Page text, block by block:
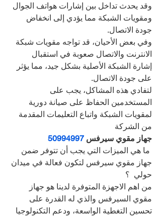
وقد يحدث تداخل بين إشارات هواتف الجوال
ومقويات الشبكة مما يؤدي إلى انخفاض
جودة الاتصال.
وفي بعض الأحيان، قد تواجه مقويات شبكة
الانترنت والاتصال صعوبة في استقبال
إشارة الشبكة الأصلية بشكل جيد، مما يؤثر
على جودة الاتصال.
لتفادي هذه المشاكل، يجب على
المستخدمين الحفاظ على صيانة دورية
لمقويات الشبكة واتباع التعليمات المقدمة
من الشركة
جهاز مقوي سيرفس 50994997
ما هي الميزات التي يجب أن تتوفر ضمن
جهاز مقوي سيرفس لتكون فعالة في ميدان
حولي  ؟
من اهم الاجهزة المتوفرة لدينا هو جهاز
مقوي السيرفس والذي له القدرة على
تحسين التغطية الواسعة، ودعم التكنولوجيا